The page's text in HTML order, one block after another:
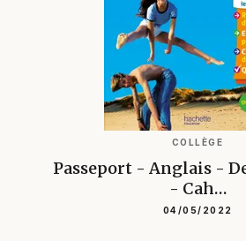
COLLÈGE
Passeport - Anglais -
- Cah…
04/05/2022